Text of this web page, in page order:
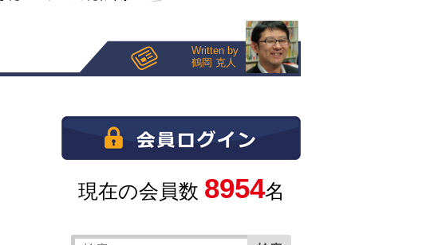
Written by
鶴岡 克人
現在の会員数 8954名